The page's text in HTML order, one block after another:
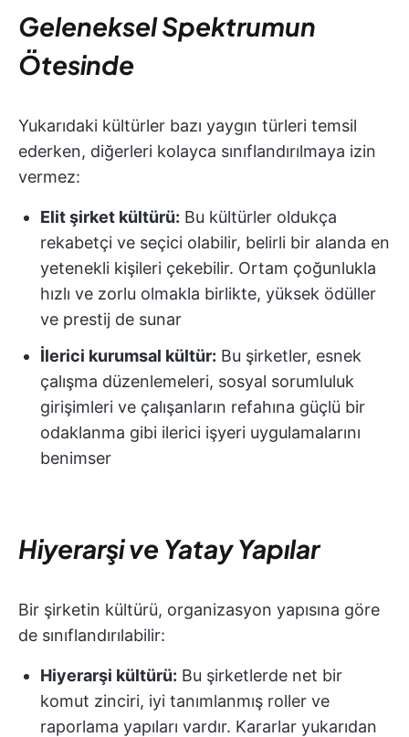
Geleneksel Spektrumun
Ötesinde
Yukarıdaki kültürler bazı yaygın türleri temsil
ederken, diğerleri kolayca sınıflandırılmaya izin
vermez:
Elit şirket kültürü: Bu kültürler oldukça
rekabetçi ve seçici olabilir, belirli bir alanda en
yetenekli kişileri çekebilir. Ortam çoğunlukla
hızlı ve zorlu olmakla birlikte, yüksek ödüller
ve prestij de sunar
İlerici kurumsal kültür: Bu şirketler, esnek
çalışma düzenlemeleri, sosyal sorumluluk
girişimleri ve çalışanların refahına güçlü bir
odaklanma gibi ilerici işyeri uygulamalarını
benimser
Hiyerarşi ve Yatay Yapılar
Bir şirketin kültürü, organizasyon yapısına göre
de sınıflandırılabilir:
Hiyerarşi kültürü: Bu şirketlerde net bir
komut zinciri, iyi tanımlanmış roller ve
raporlama yapıları vardır. Kararlar yukarıdan